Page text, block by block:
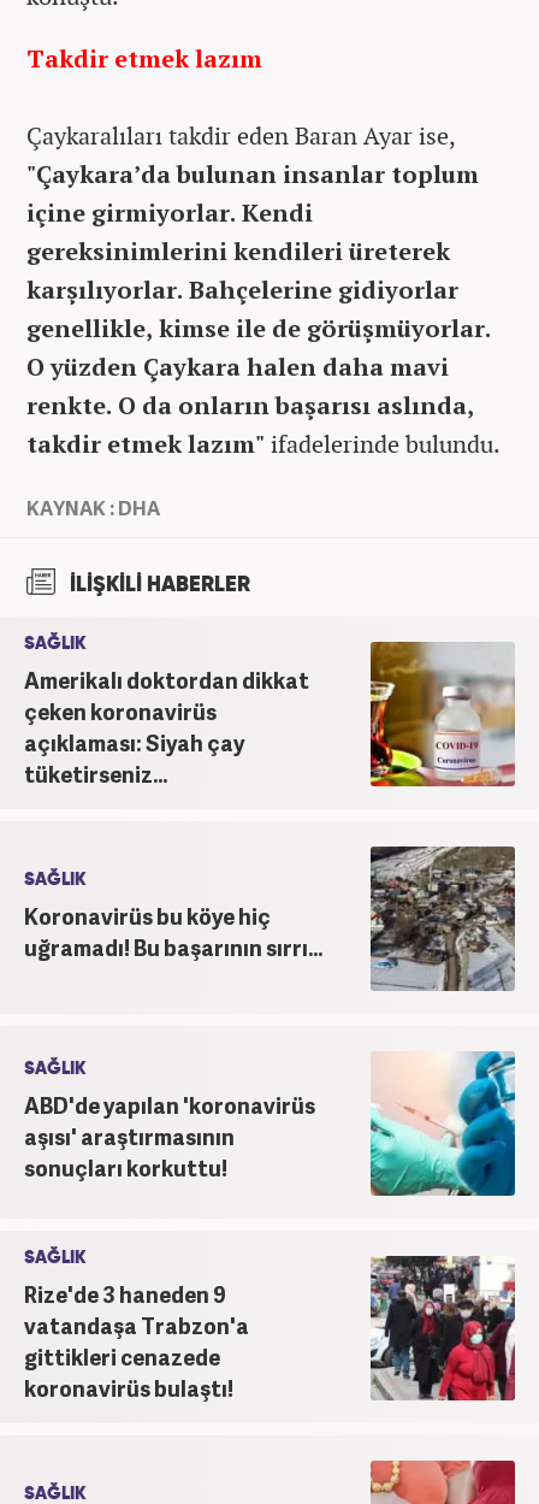
Takdir etmek lazım
Çaykaralıları takdir eden Baran Ayar ise,
"Çaykara’da bulunan insanlar toplum
içine girmiyorlar. Kendi
gereksinimlerini kendileri üreterek
karşılıyorlar. Bahçelerine gidiyorlar
genellikle, kimse ile de görüşmüyorlar.
O yüzden Çaykara halen daha mavi
renkte. O da onların başarısı aslında,
takdir etmek lazım" ifadelerinde bulundu.
KAYNAK : DHA
İLİŞKİLİ HABERLER
SAĞLIK
Amerikalı doktordan dikkat
çeken koronavirüs
açıklaması: Siyah çay
tüketirseniz...
SAĞLIK
Koronavirüs bu köye hiç
uğramadı! Bu başarının sırrı...
SAĞLIK
ABD'de yapılan 'koronavirüs
aşısı' araştırmasının
sonuçları korkuttu!
SAĞLIK
Rize'de 3 haneden 9
vatandaşa Trabzon'a
gittikleri cenazede
koronavirüs bulaştı!
SAĞLIK